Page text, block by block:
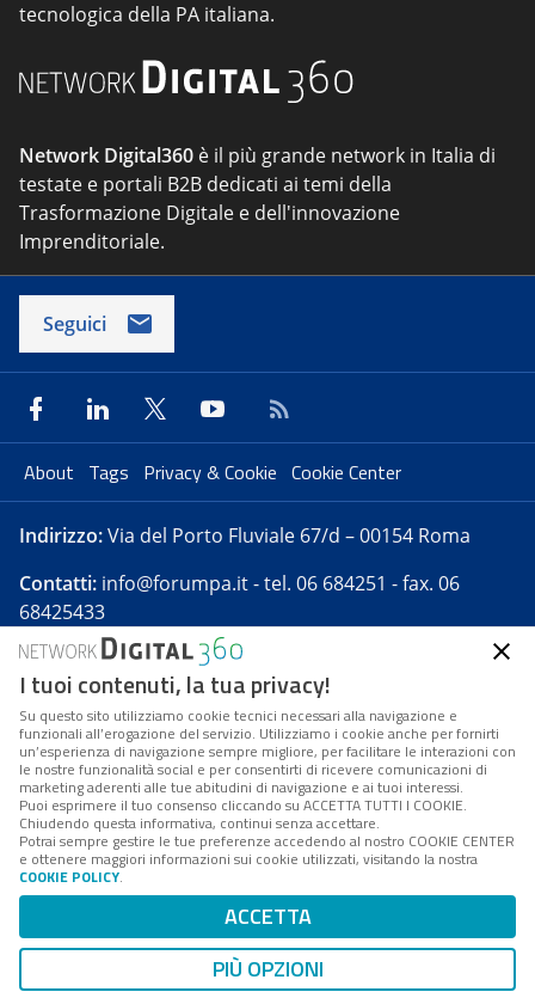
tecnologica della PA italiana.
Network Digital360 è il più grande network in Italia di
testate e portali B2B dedicati ai temi della
Trasformazione Digitale e dell'innovazione
Imprenditoriale.
Seguici
About Tags Privacy & Cookie Cookie Center
Indirizzo:Via del Porto Fluviale 67/d – 00154 Roma
Contatti: info@forumpa.it- tel. 06 684251 - fax. 06
68425433
Forumpa.itè una pubblicazione telematica iscritta
presso Registro della stampa del Tribunale di Roma -
Reg. n. 182 del 2 maggio 2008 - Direttore resp. Michela
Stentella
FPA s.r.l. è società soggetta a Direzione e
Coordinamento da parte di Digital360 S.p.A. - FPA s.r.l.
è un'azienda certificata per il sistema di management
Codice Fiscale/Partita IVA n. 10693191008 - R.E.A. Roma
n. 1249791. ISP AWS
Mappa del sito
I tuoi contenuti, la tua privacy!
Su questo sito utilizziamo cookie tecnici necessari alla navigazione e
funzionali all’erogazione del servizio. Utilizziamo i cookie anche per fornirti
un’esperienza di navigazione sempre migliore, per facilitare le interazioni con
le nostre funzionalità social e per consentirti di ricevere comunicazioni di
marketing aderenti alle tue abitudini di navigazione e ai tuoi interessi.
Puoi esprimere il tuo consenso cliccando su ACCETTA TUTTI I COOKIE.
Chiudendo questa informativa, continui senza accettare.
Potrai sempre gestire le tue preferenze accedendo al nostro COOKIE CENTER
e ottenere maggiori informazioni sui cookie utilizzati, visitando la nostra
COOKIE POLICY.
ACCETTA
PIÙ OPZIONI